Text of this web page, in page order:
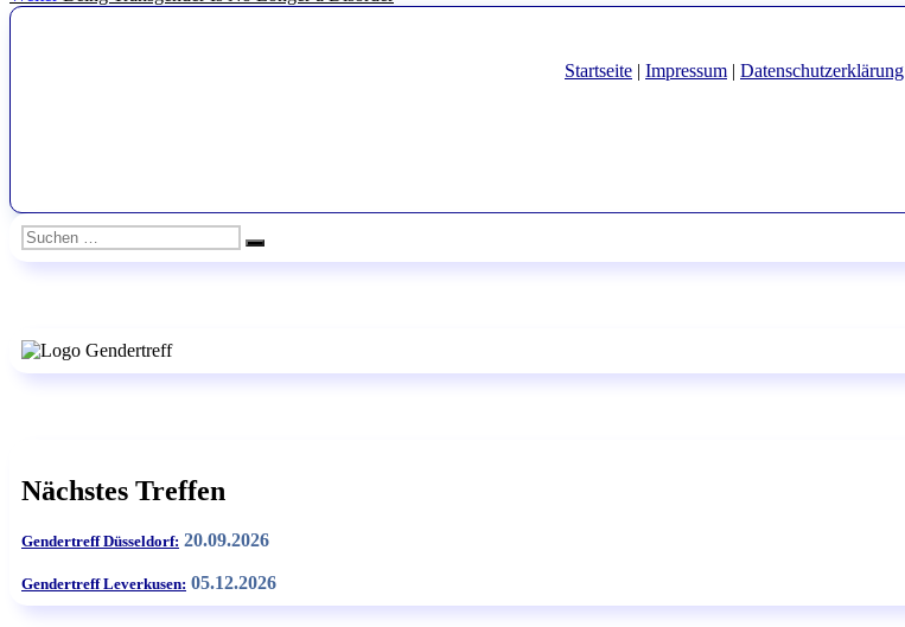
Startseite | Impressum | Datenschutzerklärung
Suchen
nach:
Suchen
Nächstes Treffen
Gendertreff Düsseldorf: 20.09.2026
Gendertreff Leverkusen: 05.12.2026